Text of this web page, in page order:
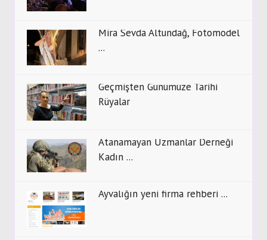
Mira Sevda Altundağ, Fotomodel
...
Geçmişten Günümüze Tarihi
Rüyalar
Atanamayan Uzmanlar Derneği
Kadın ...
Ayvalığın yeni firma rehberi ...